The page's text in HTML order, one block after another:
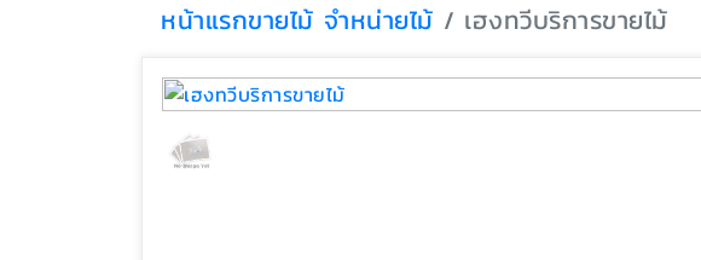
หน้าแรกขายไม้ จำหน่ายไม้ เฮงทวีบริการขายไม้